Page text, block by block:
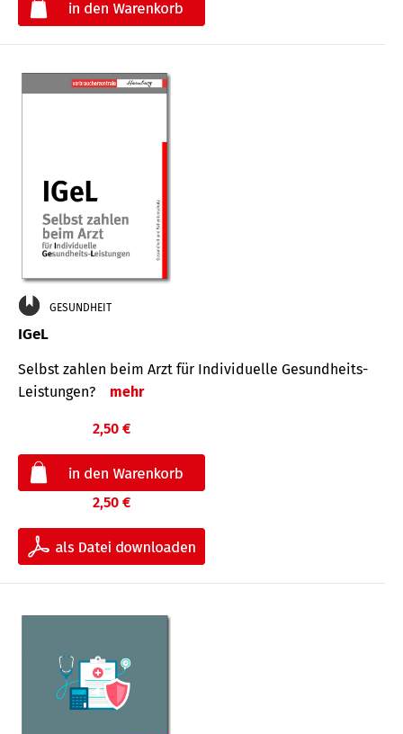
GESUNDHEIT
IGeL
Selbst zahlen beim Arzt für Indi­vidu­elle Gesund­heits-
Leis­tungen?
mehr
2,50 €
2,50 €